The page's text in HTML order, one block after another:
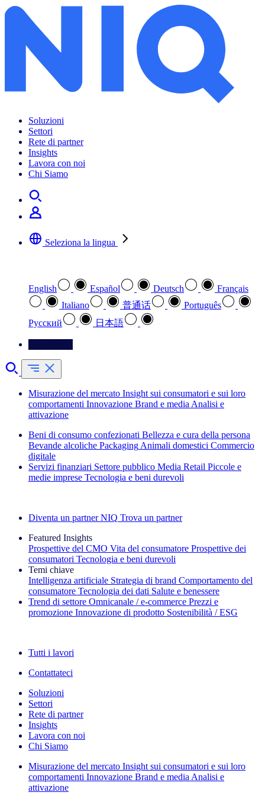
Soluzioni
Settori
Rete di partner
Insights
Lavora con noi
Chi Siamo
Seleziona la lingua
English Español Deutsch
Français
Italiano
普通话
Português
Pусский
日本語
Misurazione del mercato Insight sui consumatori e sui loro
comportamenti Innovazione Brand e media Analisi e
attivazione
Beni di consumo confezionati Bellezza e cura della persona
Bevande alcoliche Packaging Animali domestici Commercio
digitale
Servizi finanziari Settore pubblico Media Retail Piccole e
medie imprese Tecnologia e beni durevoli
Diventa un partner NIQ Trova un partner
Featured Insights
Prospettive del CMO Vita del consumatore Prospettive dei
consumatori Tecnologia e beni durevoli
Temi chiave
Intelligenza artificiale Strategia di brand Comportamento del
consumatore Tecnologia dei dati Salute e benessere
Trend di settore Omnicanale / e‑commerce Prezzi e
promozione Innovazione di prodotto Sostenibilità / ESG
Tutti i lavori
Contattateci
Soluzioni
Settori
Rete di partner
Insights
Lavora con noi
Chi Siamo
Misurazione del mercato Insight sui consumatori e sui loro
comportamenti Innovazione Brand e media Analisi e
attivazione